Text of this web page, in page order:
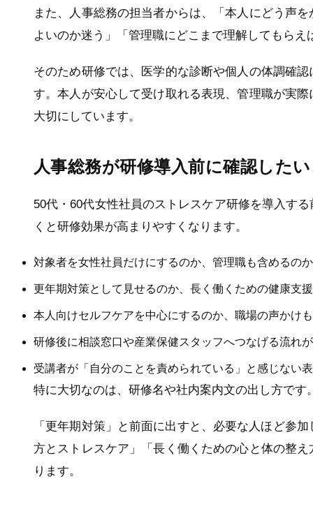
また、人事総務の担当者からは、「本人にどう声
よいのか迷う」「管理職にどこまで理解してもら
そのため研修では、医学的な診断や個人の体調確
す。本人が安心して受け取れる表現、管理職が実
大切にしています。
人事総務が研修導入前に確認した
50代・60代女性社員のストレスケア研修を導入す
くと研修効果が高まりやすくなります。
対象者を女性社員だけにするのか、管理職も含めるのか
更年期対策として見せるのか、長く働くための健康支
本人向けセルフケアを中心にするのか、職場の声かけ
研修後に相談窓口や産業保健スタッフへつなげる流れ
受講者が「自分のことを責められている」と感じない
特に大切なのは、研修名や社内案内文の出し方です
「更年期対策」と前面に出すと、必要な人ほど参
方とストレスケア」「長く働くための心と体の整
ります。